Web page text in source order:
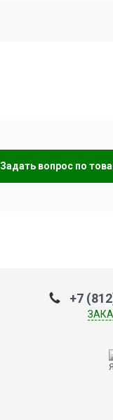
Задать вопрос по
+7